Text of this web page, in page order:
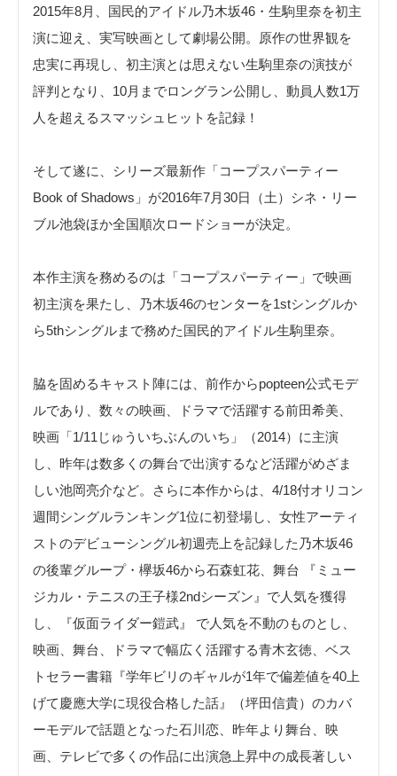
2015年8月、国民的アイドル乃木坂46・生駒里奈を初主
演に迎え、実写映画として劇場公開。原作の世界観を
忠実に再現し、初主演とは思えない生駒里奈の演技が
評判となり、10月までロングラン公開し、動員人数1万
人を超えるスマッシュヒットを記録！
そして遂に、シリーズ最新作「コープスパーティー
Book of Shadows」が2016年7月30日（土）シネ・リー
ブル池袋ほか全国順次ロードショーが決定。
本作主演を務めるのは「コープスパーティー」で映画
初主演を果たし、乃木坂46のセンターを1stシングルか
ら5thシングルまで務めた国民的アイドル生駒里奈。
脇を固めるキャスト陣には、前作からpopteen公式モデ
ルであり、数々の映画、ドラマで活躍する前田希美、
映画「1/11じゅういちぶんのいち」（2014）に主演
し、昨年は数多くの舞台で出演するなど活躍がめざま
しい池岡亮介など。さらに本作からは、4/18付オリコン
週間シングルランキング1位に初登場し、女性アーティ
ストのデビューシングル初週売上を記録した乃木坂46
の後輩グループ・欅坂46から石森虹花、舞台 『ミュー
ジカル・テニスの王子様2ndシーズン』で人気を獲得
し、『仮面ライダー鎧武』 で人気を不動のものとし、
映画、舞台、ドラマで幅広く活躍する青木玄徳、ベス
トセラー書籍『学年ビリのギャルが1年で偏差値を40上
げて慶應大学に現役合格した話』（坪田信貴）のカバ
ーモデルで話題となった石川恋、昨年より舞台、映
画、テレビで多くの作品に出演急上昇中の成長著しい